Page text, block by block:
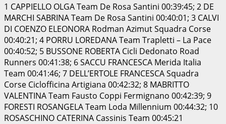
1 CAPPIELLO OLGA Team De Rosa Santini 00:39:45; 2 DE
MARCHI SABRINA Team De Rosa Santini 00:40:01; 3 CALVI
DI COENZO ELEONORA Rodman Azimut Squadra Corse
00:40:21; 4 PORRU LOREDANA Team Trapletti – La Pace
00:40:52; 5 BUSSONE ROBERTA Cicli Dedonato Road
Runners 00:41:38; 6 SACCU FRANCESCA Merida Italia
Team 00:41:46; 7 DELL’ERTOLE FRANCESCA Squadra
Corse Ciclofficina Artigiana 00:42:32; 8 MABRITTO
VALENTINA Team Fausto Coppi Fermignano 00:42:39; 9
FORESTI ROSANGELA Team Loda Millennium 00:44:32; 10
ROSASCHINO CATERINA Cassinis Team 00:45:21